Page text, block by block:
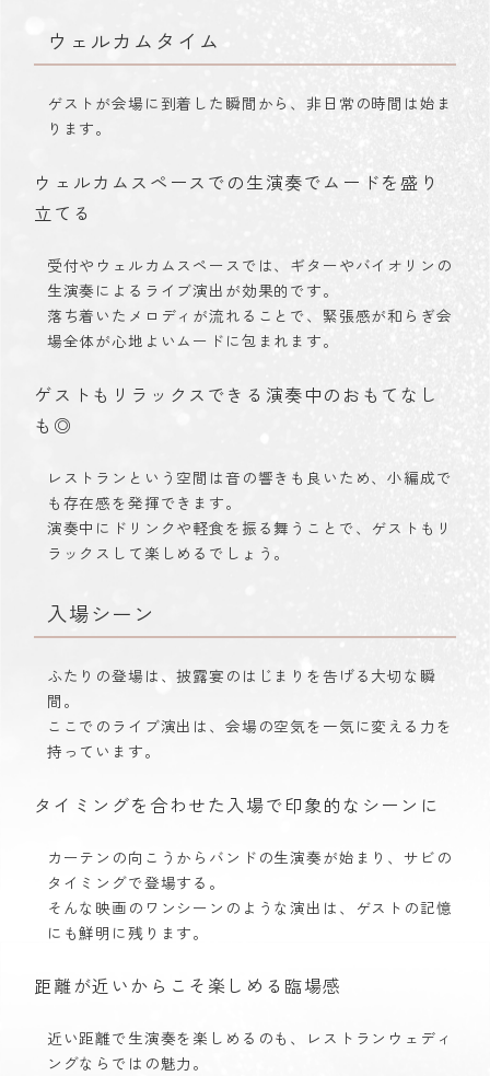
ウェルカムタイム
ゲストが会場に到着した瞬間から、非日常の時間は始ま
ります。
ウェルカムスペースでの生演奏でムードを盛り
立てる
受付やウェルカムスペースでは、ギターやバイオリンの
生演奏によるライブ演出が効果的です。
落ち着いたメロディが流れることで、緊張感が和らぎ会
場全体が心地よいムードに包まれます。
ゲストもリラックスできる演奏中のおもてなし
も◎
レストランという空間は音の響きも良いため、小編成で
も存在感を発揮できます。
演奏中にドリンクや軽食を振る舞うことで、ゲストもリ
ラックスして楽しめるでしょう。
入場シーン
ふたりの登場は、披露宴のはじまりを告げる大切な瞬
間。
ここでのライブ演出は、会場の空気を一気に変える力を
持っています。
タイミングを合わせた入場で印象的なシーンに
カーテンの向こうからバンドの生演奏が始まり、サビの
タイミングで登場する。
そんな映画のワンシーンのような演出は、ゲストの記憶
にも鮮明に残ります。
距離が近いからこそ楽しめる臨場感
近い距離で生演奏を楽しめるのも、レストランウェディ
ングならではの魅力。